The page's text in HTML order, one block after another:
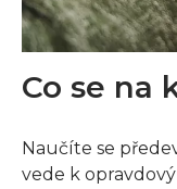
Co se na
Naučíte se
vede k